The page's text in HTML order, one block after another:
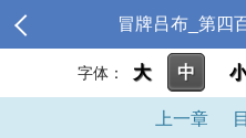
冒牌吕布_第四
字体： 大 中 小
上一章